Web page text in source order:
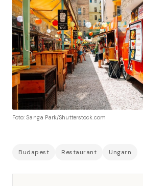
Foto: Sanga Park/Shutterstock.com
Budapest Restaurant Ungarn